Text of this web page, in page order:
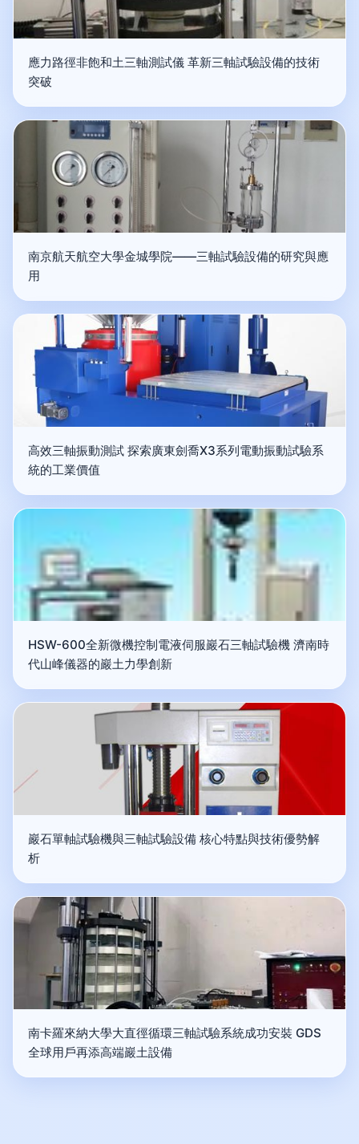
應力路徑非飽和土三軸測試儀 革新三軸試驗設備的技術
突破
南京航天航空大學金城學院——三軸試驗設備的研究與應
用
高效三軸振動測試 探索廣東劍喬X3系列電動振動試驗系
統的工業價值
HSW-600全新微機控制電液伺服巖石三軸試驗機 濟南時
代山峰儀器的巖土力學創新
巖石單軸試驗機與三軸試驗設備 核心特點與技術優勢解
析
南卡羅來納大學大直徑循環三軸試驗系統成功安裝 GDS
全球用戶再添高端巖土設備